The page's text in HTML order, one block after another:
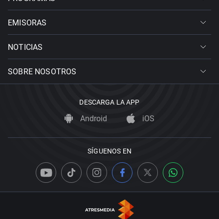
EMISORAS
NOTICIAS
SOBRE NOSOTROS
DESCARGA LA APP
Android iOS
SÍGUENOS EN